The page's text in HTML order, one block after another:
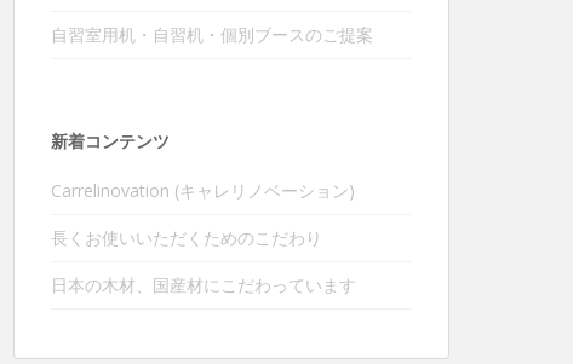
自習室用机・自習机・個別ブースのご提案
新着コンテンツ
Carrelinovation (キャレリノベーション)
長くお使いいただくためのこだわり
日本の木材、国産材にこだわっています